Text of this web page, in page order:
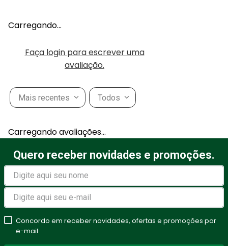
Carregando…
Faça login para escrever uma
avaliação.
Mais recentes Todos
Carregando avaliações…
Quero receber novidades e promoções.
Concordo em receber novidades, ofertas e promoções por
e-mail.